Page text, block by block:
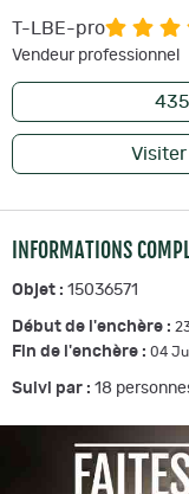
T-LBE-pro
Vendeur professionnel
435
INFORMATIONS
Objet : 15036571
Début de l'enchère :
Fin de l'enchère : 04
Suivi par : 18